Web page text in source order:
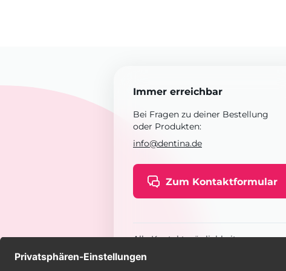
Immer erreichbar
Bei Fragen zu deiner Bestellung
oder Produkten:
info@dentina.de
Zum Kontaktformular
Alle Kontaktmöglichkeiten